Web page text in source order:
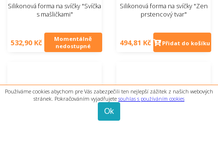
Silikonová forma na svíčky "Svíčka
s mašličkami"
532,90 Kč
Momentálně
nedostupné
Silikonová forma na svíčky "Zen
prstencový tvar"
494,81 Kč Přidat do košíku
Používáme cookies abychom pre Vás zabezpečili ten nejlepší zážitek z našich webových
stránek. Pokračováním vyjadřujete souhlas s používáním cookies
Ok